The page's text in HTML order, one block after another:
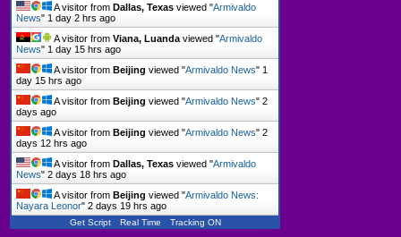
A visitor fromDallas, Texas viewed "Armivaldo
News" 1 day 2 hrs ago
A visitor fromViana, Luanda viewed "Armivaldo
News" 1 day 15 hrs ago
A visitor fromBeijing viewed "Armivaldo News" 1
day 15 hrs ago
A visitor fromBeijing viewed "Armivaldo News"2
days ago
A visitor fromBeijing viewed "Armivaldo News"2
days 12 hrs ago
A visitor fromDallas, Texas viewed "Armivaldo
News"2 days 18 hrs ago
A visitor fromBeijing viewed "Armivaldo News:
Nayara Leonor"2 days 19 hrs ago
Get Script Real Time Tracking ON